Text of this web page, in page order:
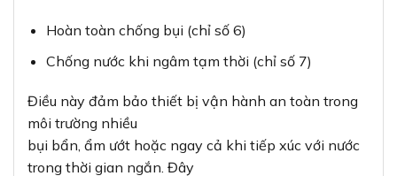
Hoàn toàn chống bụi (chỉ số 6)
Chống nước khi ngâm tạm thời (chỉ số 7)
Điều này đảm bảo thiết bị vận hành an toàn trong
môi trường nhiều
bụi bẩn, ẩm ướt hoặc ngay cả khi tiếp xúc với nước
trong thời gian ngắn. Đây